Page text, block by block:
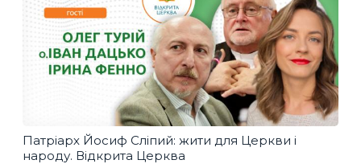
Патріарх Йосиф Сліпий: жити для Церкви і
народу. Відкрита Церква